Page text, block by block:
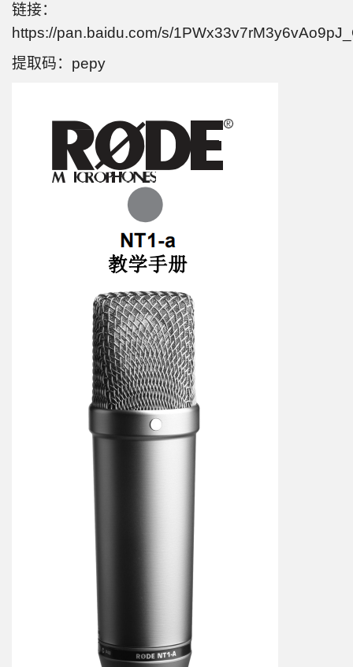
链接：
https://pan.baidu.com/s/
提取码：pepy